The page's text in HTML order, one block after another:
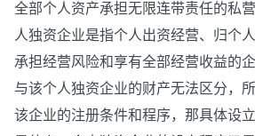
全部个人资产承担无限连带责任的私
人独资企业是指个人出资经营、归个
承担经营风险和享有全部经营收益的
与该个人独资企业的财产无法区分，
该企业的注册条件和程序，那具体设